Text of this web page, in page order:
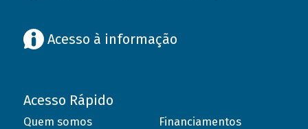
Acesso à informação
Acesso Rápido
Quem somos
Financiamentos